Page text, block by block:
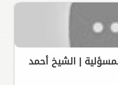
| الشيخ أحمد